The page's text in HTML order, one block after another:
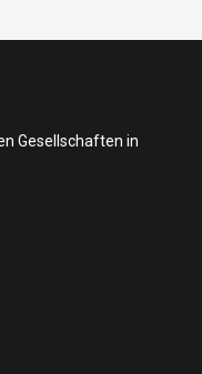
Gesellschaften in